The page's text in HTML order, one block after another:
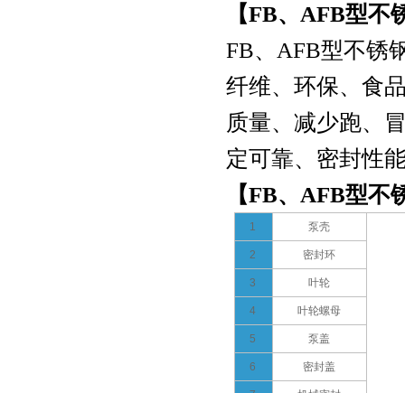
【FB、AFB型不
FB、AFB型不锈
纤维、环保、食
质量、减少跑、
定可靠、密封性
【FB、AFB型不
1 泵壳
2 密封环
3 叶轮
4 叶轮螺母
5 泵盖
6 密封盖